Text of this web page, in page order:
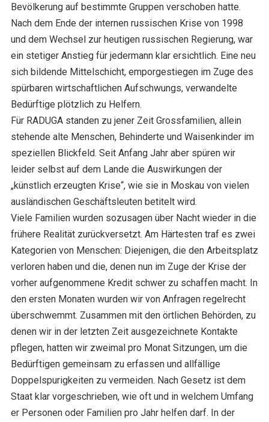
Bevölkerung auf bestimmte Gruppen verschoben hatte.
Nach dem Ende der internen russischen Krise von 1998
und dem Wechsel zur heutigen russischen Regierung, war
ein stetiger Anstieg für jedermann klar ersichtlich. Eine neu
sich bildende Mittelschicht, emporgestiegen im Zuge des
spürbaren wirtschaftlichen Aufschwungs, verwandelte
Bedürftige plötzlich zu Helfern.
Für RADUGA standen zu jener Zeit Grossfamilien, allein
stehende alte Menschen, Behinderte und Waisenkinder im
speziellen Blickfeld. Seit Anfang Jahr aber spüren wir
leider selbst auf dem Lande die Auswirkungen der
„künstlich erzeugten Krise“, wie sie in Moskau von vielen
ausländischen Geschäftsleuten betitelt wird.
Viele Familien wurden sozusagen über Nacht wieder in die
frühere Realität zurückversetzt. Am Härtesten traf es zwei
Kategorien von Menschen: Diejenigen, die den Arbeitsplatz
verloren haben und die, denen nun im Zuge der Krise der
vorher aufgenommene Kredit schwer zu schaffen macht. In
den ersten Monaten wurden wir von Anfragen regelrecht
überschwemmt. Zusammen mit den örtlichen Behörden, zu
denen wir in der letzten Zeit ausgezeichnete Kontakte
pflegen, hatten wir zweimal pro Monat Sitzungen, um die
Bedürftigen gemeinsam zu erfassen und allfällige
Doppelspurigkeiten zu vermeiden. Nach Gesetz ist dem
Staat klar vorgeschrieben, wie oft und in welchem Umfang
er Personen oder Familien pro Jahr helfen darf. In der